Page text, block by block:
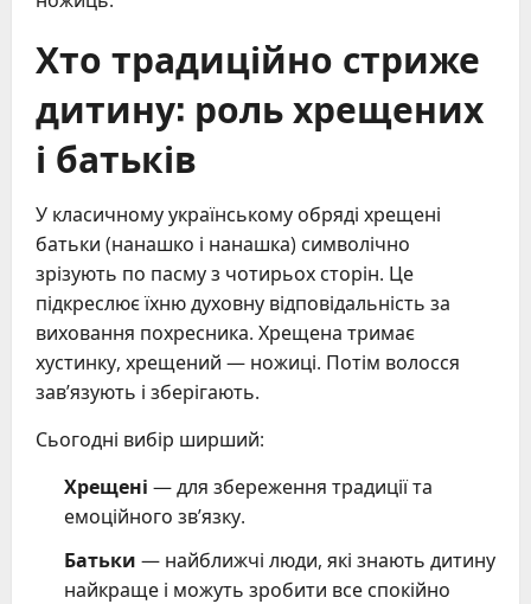
Хто традиційно стриже
дитину: роль хрещених
і батьків
У класичному українському обряді хрещені
батьки (нанашко і нанашка) символічно
зрізують по пасму з чотирьох сторін. Це
підкреслює їхню духовну відповідальність за
виховання похресника. Хрещена тримає
хустинку, хрещений — ножиці. Потім волосся
зав’язують і зберігають.
Сьогодні вибір ширший:
Хрещені — для збереження традиції та
емоційного зв’язку.
Батьки — найближчі люди, які знають дитину
найкраще і можуть зробити все спокійно